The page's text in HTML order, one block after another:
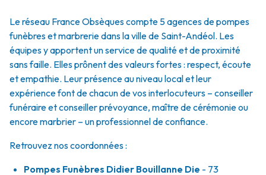
Le réseau France Obsèques compte 5 agences de pompes
funèbres et marbrerie dans la ville de Saint-Andéol. Les
équipes y apportent un service de qualité et de proximité
sans faille. Elles prônent des valeurs fortes : respect, écoute
et empathie. Leur présence au niveau local et leur
expérience font de chacun de vos interlocuteurs – conseiller
funéraire et conseiller prévoyance, maître de cérémonie ou
encore marbrier – un professionnel de confiance.
Retrouvez nos coordonnées :
Pompes Funèbres Didier Bouillanne Die - 73